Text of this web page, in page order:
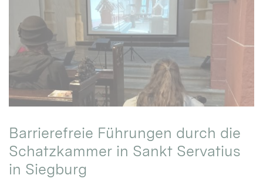
Barrierefreie Führungen durch die
Schatzkammer in Sankt Servatius
in Siegburg